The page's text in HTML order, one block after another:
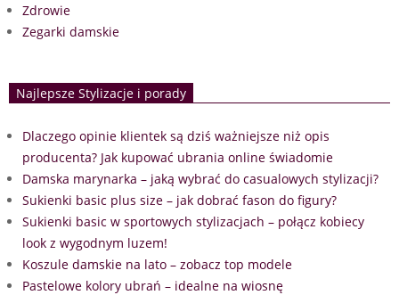
Zdrowie
Zegarki damskie
Najlepsze Stylizacje i porady
Dlaczego opinie klientek są dziś ważniejsze niż opis
producenta? Jak kupować ubrania online świadomie
Damska marynarka – jaką wybrać do casualowych stylizacji?
Sukienki basic plus size – jak dobrać fason do figury?
Sukienki basic w sportowych stylizacjach – połącz kobiecy
look z wygodnym luzem!
Koszule damskie na lato – zobacz top modele
Pastelowe kolory ubrań – idealne na wiosnę